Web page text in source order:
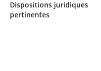
Dispositions juridiques
pertinentes